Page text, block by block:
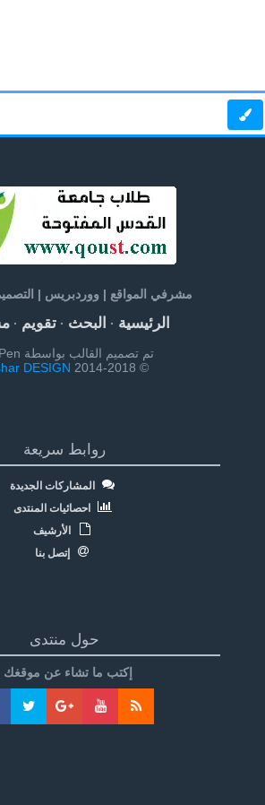
مشرفي المواقع | ووردبريس |
الرئيسية· البحث· تقويم·
تم تصميم القالب بواسطة NetPen:
© 2014-2018
Mishar DESIGN
روابط سريعة
المشاركات الجديدة
احصائيات المنتدى
الأرشيف
إتصل بنا
حول منتدى
إكتب ما تشاء عن موقغك .